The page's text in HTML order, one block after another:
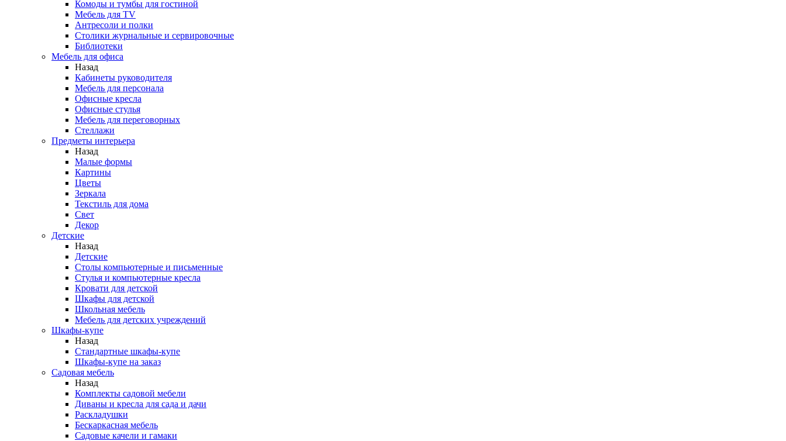
Комоды и тумбы для гостиной
Мебель для TV
Антресоли и полки
Столики журнальные и сервировочные
Библиотеки
Мебель для офиса
Назад
Кабинеты руководителя
Мебель для персонала
Офисные кресла
Офисные стулья
Мебель для переговорных
Стеллажи
Предметы интерьера
Назад
Малые формы
Картины
Цветы
Зеркала
Текстиль для дома
Свет
Декор
Детские
Назад
Детские
Столы компьютерные и письменные
Стулья и компьютерные кресла
Кровати для детской
Шкафы для детской
Школьная мебель
Мебель для детских учреждений
Шкафы-купе
Назад
Стандартные шкафы-купе
Шкафы-купе на заказ
Садовая мебель
Назад
Комплекты садовой мебели
Диваны и кресла для сада и дачи
Раскладушки
Бескаркасная мебель
Садовые качели и гамаки